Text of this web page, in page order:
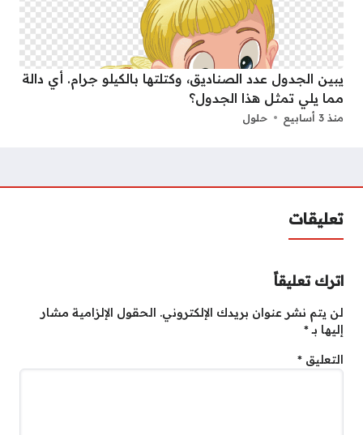
يبين الجدول عدد الصناديق، وكتلتها بالكيلو جرام. أي دالة
مما يلي تمثل هذا الجدول؟
منذ 3 أسابيع حلول
تعليقات
اترك تعليقاً
لن يتم نشر عنوان بريدك الإلكتروني. الحقول الإلزامية مشار
إليها بـ*
التعليق *